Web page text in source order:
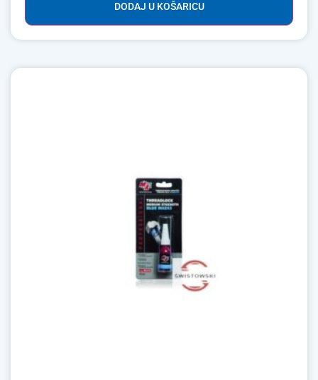
DODAJ U KOŠARICU